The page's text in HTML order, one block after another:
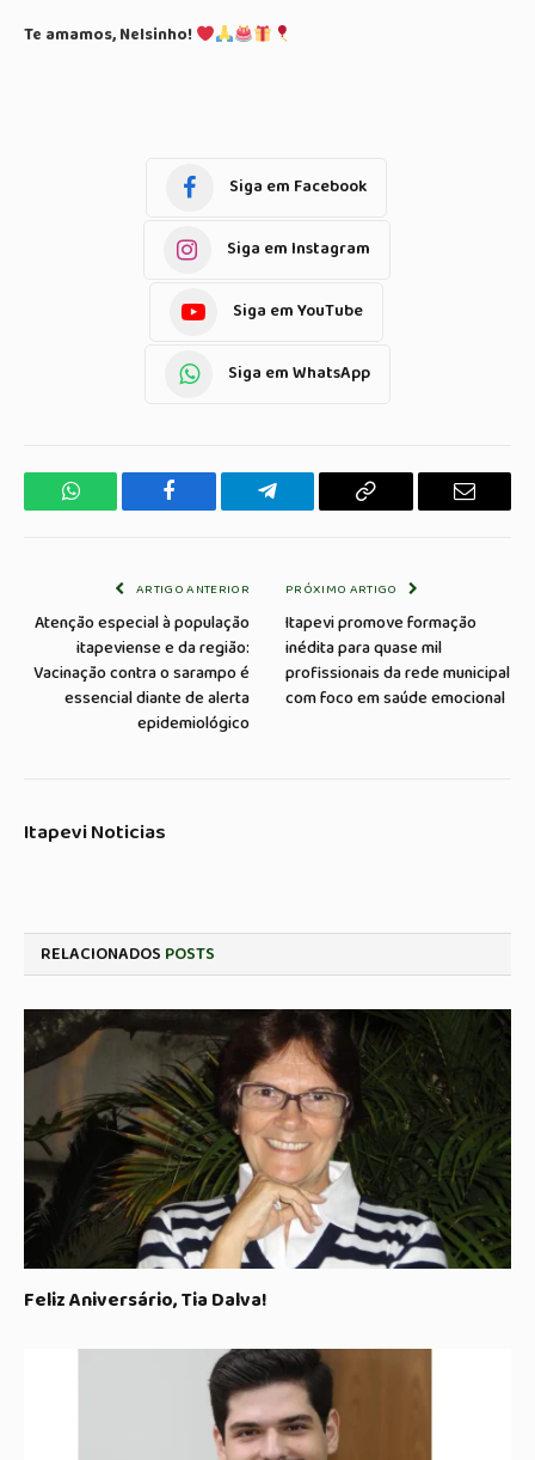
Te amamos, Nelsinho!
Siga em Facebook
Siga em Instagram
Siga em YouTube
Siga em WhatsApp
WhatsApp Facebook Telegrama Copiar
E-
ARTIGO ANTERIOR
Atenção especial à população
itapeviense e da região:
Vacinação contra o sarampo é
essencial diante de alerta
epidemiológico
PRÓXIMO ARTIGO
Itapevi promove formação
inédita para quase mil
profissionais da rede municipal
com foco em saúde emocional
Itapevi Noticias
RELACIONADOS POSTS
Feliz Aniversário, Tia Dalva!